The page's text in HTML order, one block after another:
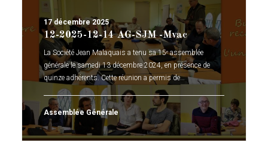
17 décembre 2025
12-2025-12-14 AG-SJM -Mvac
La Société Jean Malaquais a tenu sa 15ᵉ assemblée
générale le samedi 13 décembre 2024, en présence de
quinze adhérents. Cette réunion a permis de…
Assemblée Générale